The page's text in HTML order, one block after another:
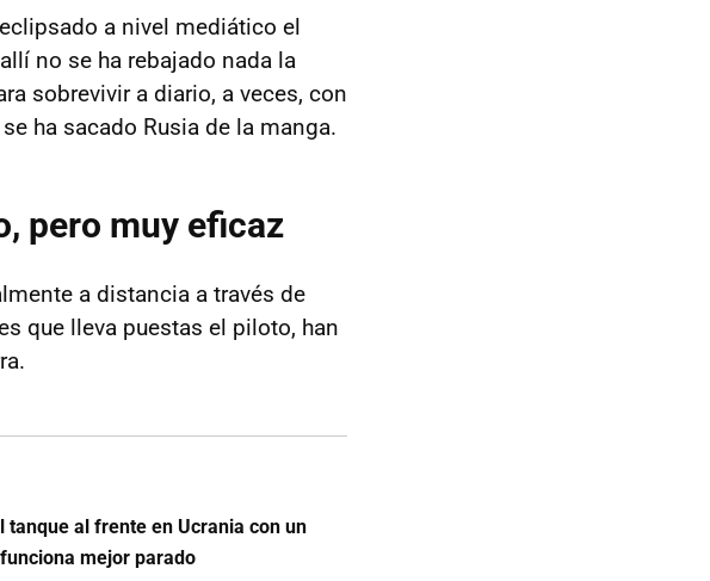
a nivel mediático el
no se ha rebajado nada la
sobrevivir a diario, a veces, con
ha sacado Rusia de la manga.
pero muy eficaz
a distancia a través de
que lleva puestas el piloto, han
tanque al frente en Ucrania con un
mejor parado